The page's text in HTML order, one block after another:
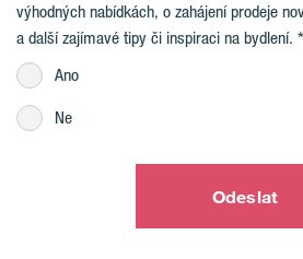
výhodných nabídkách, o zahájení prodeje
a další zajímavé tipy či inspiraci na bydlení.
Ano
Ne
Odeslat